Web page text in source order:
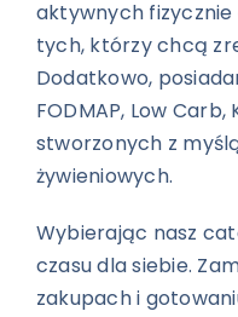
aktywnych
tych, którzy chcą
Dodatkowo,
FODMAP, Low
stworzonych z
żywieniowych.
Wybierając nasz
czasu dla siebie.
zakupach i